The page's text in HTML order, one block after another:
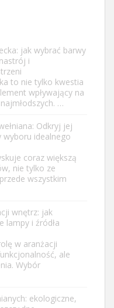
jak wybrać barwy
i
to nie tylko kwestia
wpływający na
…
Odkryj jej
wyboru idealnego
coraz większą
nie tylko ze
wszystkim
wnętrz: jak
lampy i źródła
w aranżacji
ale
Wybór
ekologiczne,